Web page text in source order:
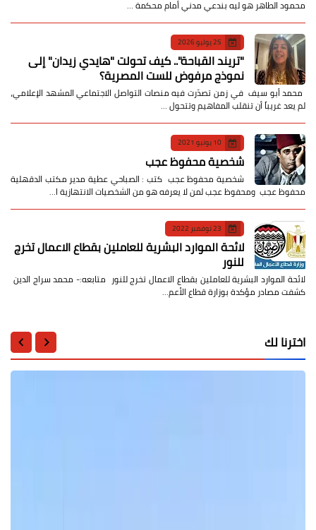
محمود الطاهر هو ليه بندعي مدني أمام محكمة …
25 يوليو 2026
​"تريند القباحة".. كيف تحولت "هايدي زيدان" إلى
نموذج مرفوض للست المصرية؟
​ محمد أبو سيف ​في زمن تصدّرت فيه منصات التواصل الاجتماعي المشهد الإعلامي،
لم يعد غريباً أن تنقلب المفاهيم وتتحول …
10 يونيو 2021
شخصية محفوظ عجب
شخصية محفوظ عجب كتب : الصباحي عطية مدير مكتب الدقهلية
محفوظ عجب ومحفوظ عجب لمن لا يعرفه هو من الشخصيات الانتهازية ا…
23 نوفمبر 2022
لائحة الموارد البشرية للعاملين بقطاع الاعمال تخرج
للنور
لائحة الموارد البشرية للعاملين بقطاع الاعمال تخرج للنور متابعه:- محمد سراج الدين
كشفت مصادر مؤكدة بوزارة قطاع الأعم…
اخترنا لك